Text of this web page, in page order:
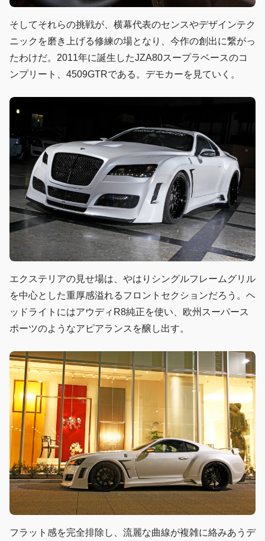
そしてそれらの挑戦が、横幕代表のセンスやデザインテク
ニックを磨き上げる修練の場となり、今作の創出に繋がっ
たわけだ。2011年に誕生したJZA80スープラベースのコ
ンプリート、4509GTRである。デモカーを見ていく。
エクステリアの見せ場は、やはりシングルフレームグリル
を中心とした重厚感溢れるフロントセクションだろう。ヘ
ッドライトにはアウディR8純正を使い、欧州スーパース
ポーツのようなアピアランスを醸し出す。
フラット感を完全排除し、流麗な曲線が複雑に絡みあうデ